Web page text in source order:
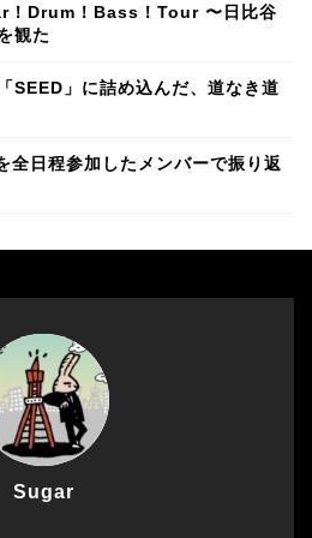
Drum！Bass！Tour 〜日比谷
観た
」に詰め込んだ、道なき道
日程参加したメンバーで振り返
Sugar